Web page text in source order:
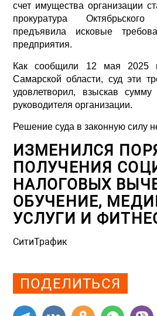
счет имущества организации
прокуратура
предъявила исковые
предприятия.
Как сообщили 12 мая 2025
Самарской области, суд эти
удовлетворил, взыскав
руководителя организации.
Решение суда в законную силу
ИЗМЕНИЛСЯ
ПОЛУЧЕНИЯ
НАЛОГОВЫХ
ОБУЧЕНИЕ,
УСЛУГИ И
СитиТрафик
ПОДЕЛИТЬСЯ